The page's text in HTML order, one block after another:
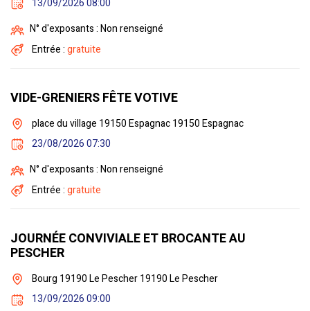
13/09/2026 08:00
N° d'exposants : Non renseigné
Entrée :gratuite
VIDE-GRENIERS FÊTE VOTIVE
place du village 19150 Espagnac 19150 Espagnac
23/08/2026 07:30
N° d'exposants : Non renseigné
Entrée :gratuite
JOURNÉE CONVIVIALE ET BROCANTE AU
PESCHER
Bourg 19190 Le Pescher 19190 Le Pescher
13/09/2026 09:00